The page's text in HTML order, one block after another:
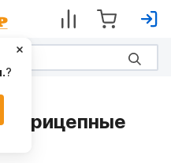
Прицепные
?